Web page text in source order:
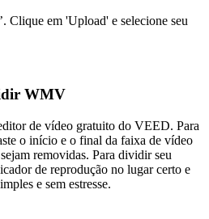
Clique em 'Upload' e selecione seu
WMV
de vídeo gratuito do VEED. Para
o início e o final da faixa de vídeo
removidas. Para dividir seu
de reprodução no lugar certo e
e sem estresse.